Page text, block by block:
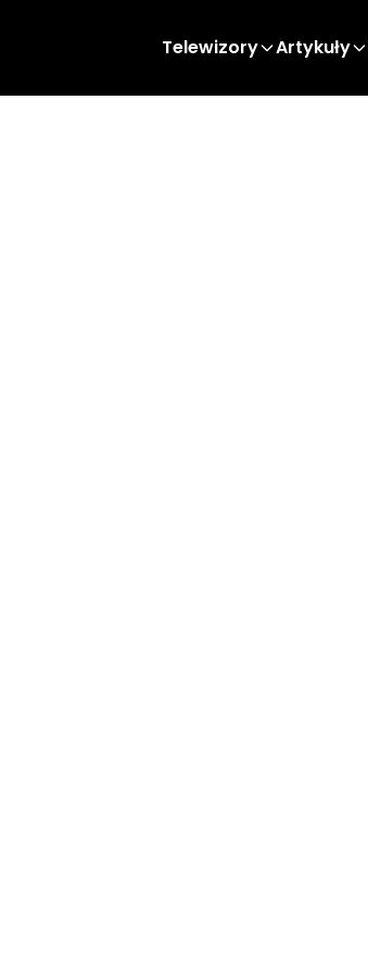
Telewizory Artykuły